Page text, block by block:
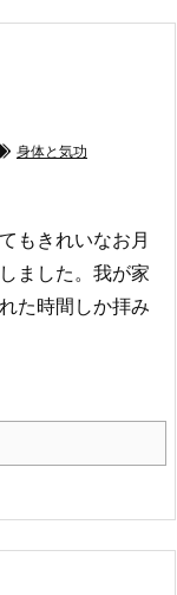
身体と気功
もきれいなお月
ました。我が家
た時間しか拝み